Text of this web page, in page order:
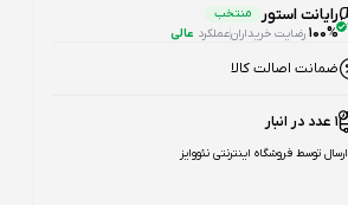
رایانت استور منتخب
100% رضایت خریدارانعملکرد عالی
ضمانت اصالت کالا
1 عدد در انبار
ارسال توسط فروشگاه اینترنتی نئووایز